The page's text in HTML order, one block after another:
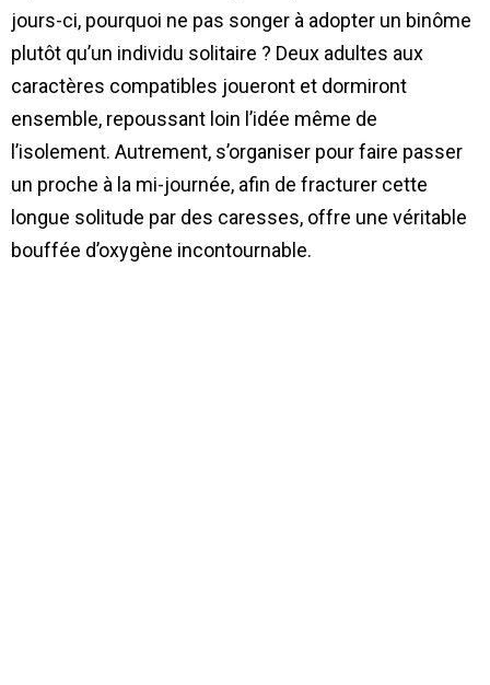
jours-ci, pourquoi ne pas songer à adopter un binôme
plutôt qu’un individu solitaire ? Deux adultes aux
caractères compatibles joueront et dormiront
ensemble, repoussant loin l’idée même de
l’isolement. Autrement, s’organiser pour faire passer
un proche à la mi-journée, afin de fracturer cette
longue solitude par des caresses, offre une véritable
bouffée d’oxygène incontournable.